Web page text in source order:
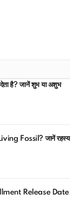
है? जानें शुभ या अशुभ
Living Fossil? जानें रहस्य
Release Date